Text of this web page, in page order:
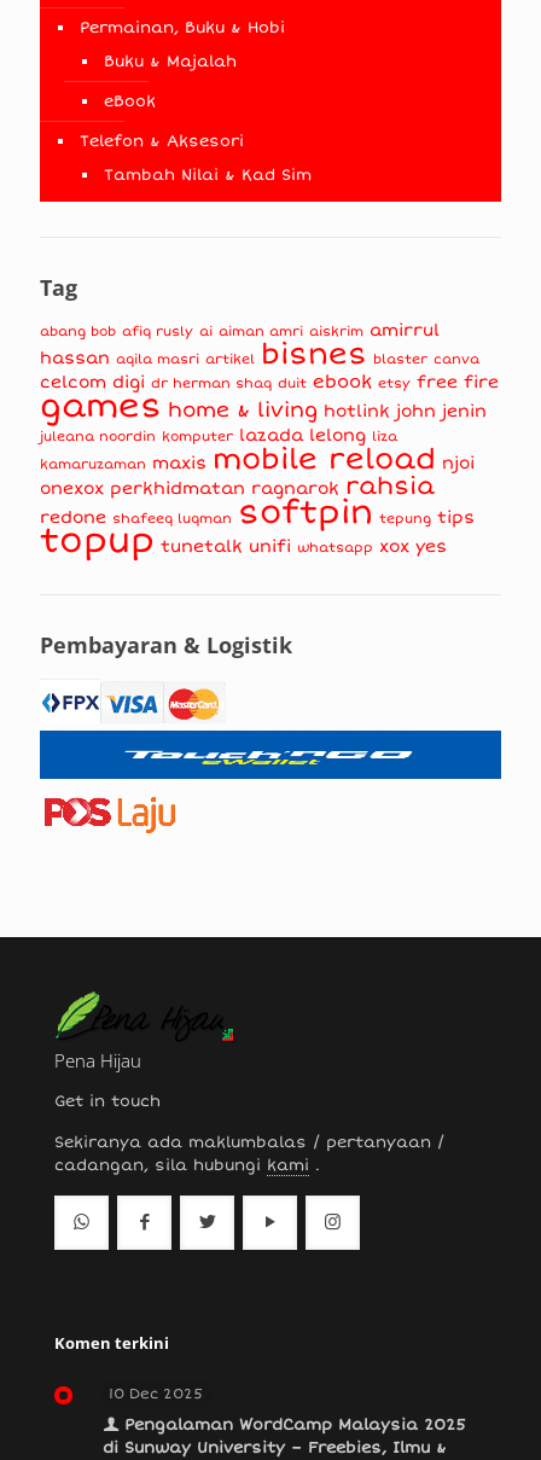
Permainan, Buku & Hobi
Buku & Majalah
eBook
Telefon & Aksesori
Tambah Nilai & Kad Sim
Tag
abang bob afiq rusly ai aiman amri aiskrim amirrul
hassan aqila masri artikel bisnes blaster canva
celcom digi dr herman shaq duit ebook etsy free fire
games home & living hotlink john jenin
juleana noordin komputer lazada lelong liza
kamaruzaman maxis mobile reload njoi
onexox perkhidmatan ragnarok rahsia
redone shafeeq luqman softpin tepung tips
topup tunetalk unifi whatsapp xox yes
Pembayaran & Logistik
Pena Hijau
Get in touch
Sekiranya ada maklumbalas / pertanyaan /
cadangan, sila hubungi kami .
Komen terkini
10 Dec 2025
Pengalaman WordCamp Malaysia 2025
di Sunway University – Freebies, Ilmu &